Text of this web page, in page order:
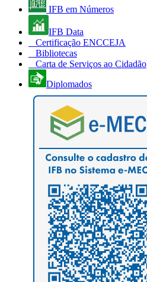
IFB em Números
IFB Data
Certificação ENCCEJA
Bibliotecas
Carta de Serviços ao Cidadão
Diplomados